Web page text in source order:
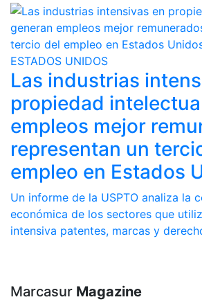
ESTADOS UNIDOS
Las industrias
propiedad
empleos mejor
representan un
empleo en Estados
Un informe de la USPTO analiza la
económica de los sectores que
intensiva patentes, marcas y
Marcasur Magazine